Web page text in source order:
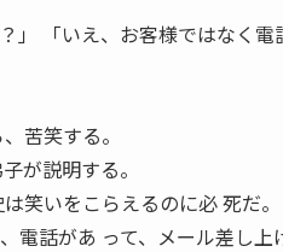
」 「いえ、お客様ではなく
苦笑する。
が説明する。
笑いをこらえるのに必 死だ。
電話があ って、メール差し